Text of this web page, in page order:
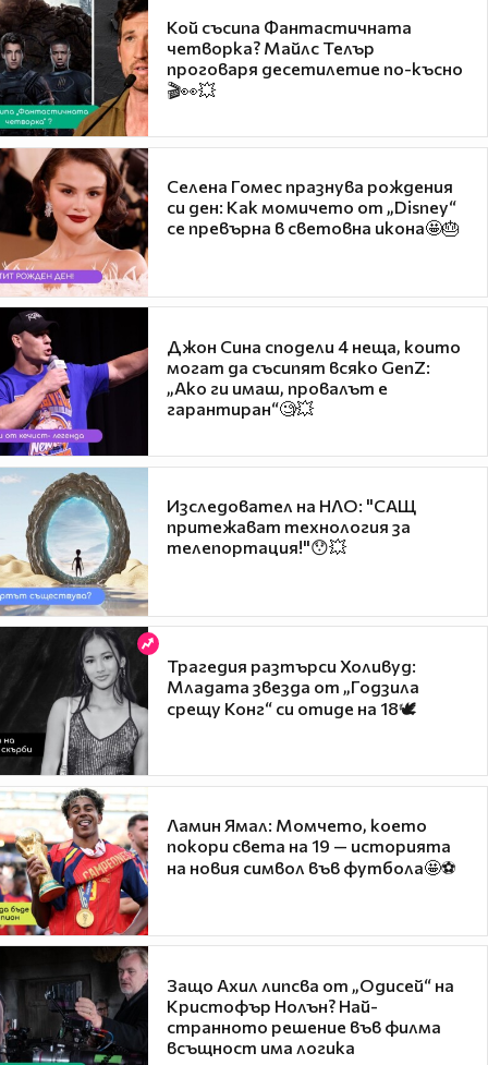
Кой съсипа Фантастичната
четворка? Майлс Телър
проговаря десетилетие по-късно
🎬👀💥
Селена Гомес празнува рождения
си ден: Как момичето от „Disney“
се превърна в световна икона🤩🎂
Джон Сина сподели 4 неща, които
могат да съсипят всяко GenZ:
„Ако ги имаш, провалът е
гарантиран“🧐💥
Изследовател на НЛО: "САЩ
притежават технология за
телепортация!"😯💥
Трагедия разтърси Холивуд:
Младата звезда от „Годзила
срещу Конг“ си отиде на 18🕊️
Ламин Ямал: Момчето, което
покори света на 19 — историята
на новия символ във футбола🤩⚽
Защо Ахил липсва от „Одисей“ на
Кристофър Нолън? Най-
странното решение във филма
всъщност има логика